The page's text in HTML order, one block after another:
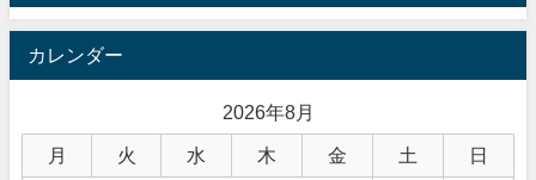
カレンダー
2026年8月
月 火 水 木 金 土 日